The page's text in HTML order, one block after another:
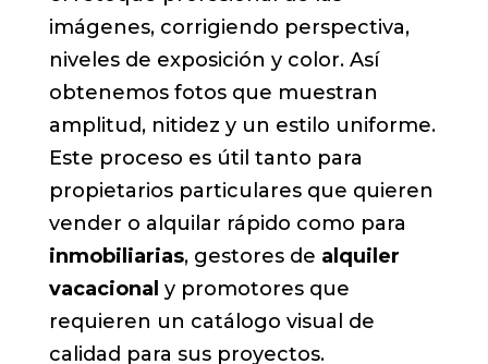
imágenes, corrigiendo perspectiva,
niveles de exposición y color. Así
obtenemos fotos que muestran
amplitud, nitidez y un estilo uniforme.
Este proceso es útil tanto para
propietarios particulares que quieren
vender o alquilar rápido como para
inmobiliarias, gestores de alquiler
vacacional y promotores que
requieren un catálogo visual de
calidad para sus proyectos.